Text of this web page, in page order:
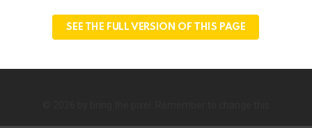
SEE THE FULL VERSION OF THIS PAGE